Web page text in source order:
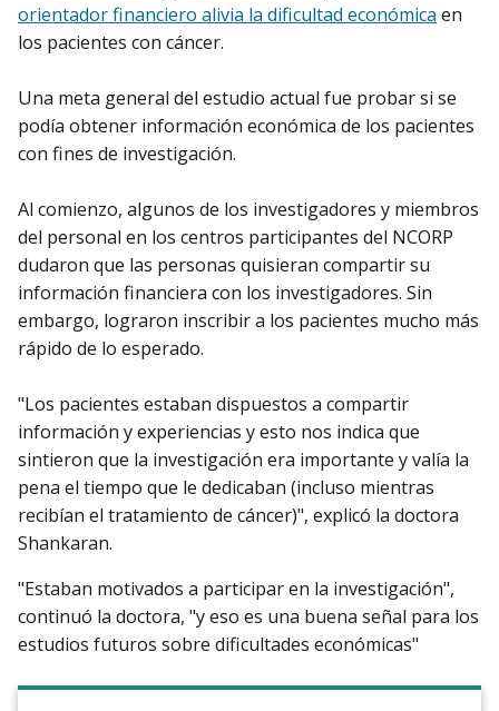
orientador financiero alivia la dificultad económica en
los pacientes con cáncer.
Una meta general del estudio actual fue probar si se
podía obtener información económica de los pacientes
con fines de investigación.
Al comienzo, algunos de los investigadores y miembros
del personal en los centros participantes del NCORP
dudaron que las personas quisieran compartir su
información financiera con los investigadores. Sin
embargo, lograron inscribir a los pacientes mucho más
rápido de lo esperado.
"Los pacientes estaban dispuestos a compartir
información y experiencias y esto nos indica que
sintieron que la investigación era importante y valía la
pena el tiempo que le dedicaban (incluso mientras
recibían el tratamiento de cáncer)", explicó la doctora
Shankaran.
"Estaban motivados a participar en la investigación",
continuó la doctora, "y eso es una buena señal para los
estudios futuros sobre dificultades económicas"